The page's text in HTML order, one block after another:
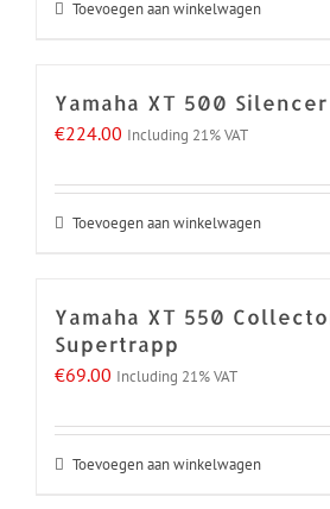
Toevoegen aan winkelwagen
Yamaha XT 500 Silencer
€224.00 Including 21% VAT
Toevoegen aan winkelwagen
Yamaha XT 550
Supertrapp
€69.00 Including 21% VAT
Toevoegen aan winkelwagen